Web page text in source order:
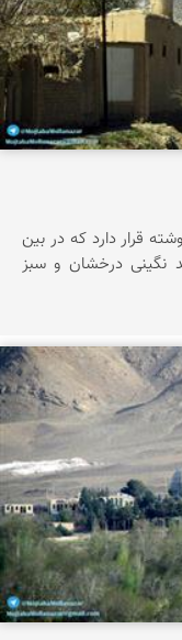
قرار دارد که در بین
نگینی درخشان و سبز